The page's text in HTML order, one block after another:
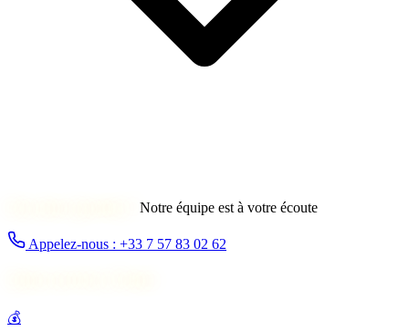
Notre équipe est à votre écoute
Appelez-nous : +33 7 57 83 02 62
💰